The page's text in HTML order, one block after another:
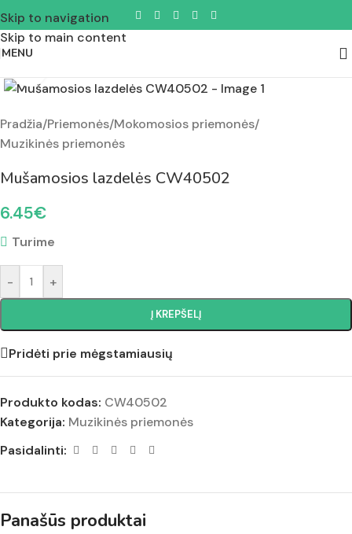
Skip to navigation
Skip to main content
MENU
Pradžia/Priemonės/Mokomosios priemonės/
Muzikinės priemonės
Mušamosios lazdelės CW40502
6.45€
Turime
- +
Į KREPŠELĮ
Pridėti prie mėgstamiausių
Produkto kodas: CW40502
Kategorija: Muzikinės priemonės
Pasidalinti:
Panašūs produktai